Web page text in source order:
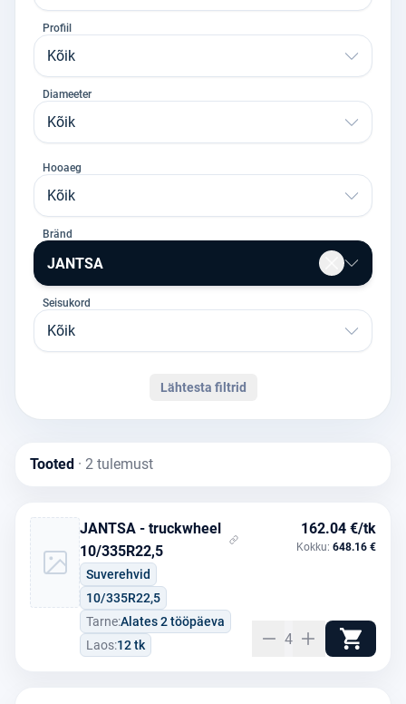
Profiil
Kõik
Diameeter
Kõik
Hooaeg
Kõik
Bränd
JANTSA
Seisukord
Kõik
Lähtesta filtrid
Tooted · 2 tulemust
JANTSA - truckwheel
10/335R22,5
Suverehvid
10/335R22,5
Tarne:Alates 2 tööpäeva
Laos:12 tk
162.04 €/tk
Kokku: 648.16 €
4